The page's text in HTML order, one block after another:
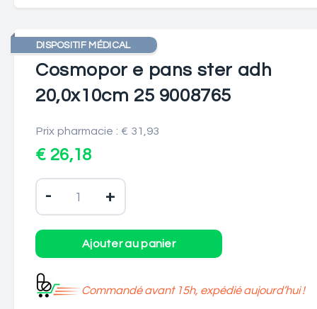
DISPOSITIF MÉDICAL
Cosmopor e pans ster adh
20,0x10cm 25 9008765
Prix pharmacie : € 31,93
€ 26,18
- +
Commandé avant 15h, expédié aujourd’hui !